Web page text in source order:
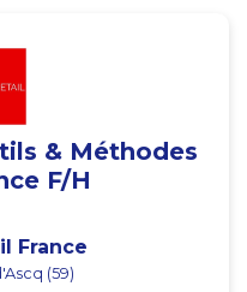
& Méthodes
F/H
France
(59)